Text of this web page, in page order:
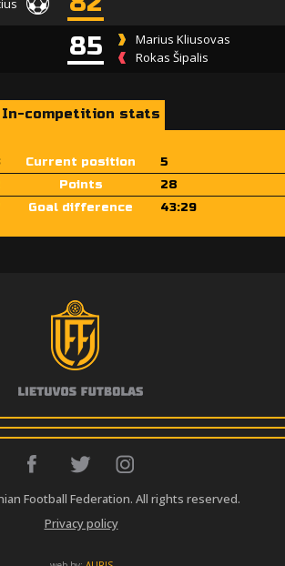
85
Marius Kliusovas
Rokas Šipalis
In-competition stats
Current position
5
Points
28
Goal difference 43:29
Football Federation. All rights reserved.
Privacy policy